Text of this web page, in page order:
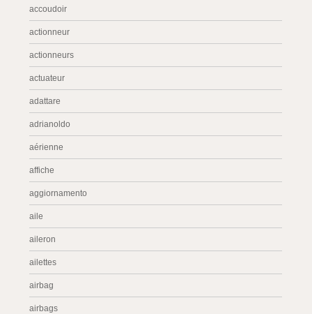
accoudoir
actionneur
actionneurs
actuateur
adattare
adrianoldo
aérienne
affiche
aggiornamento
aile
aileron
ailettes
airbag
airbags